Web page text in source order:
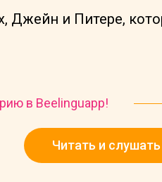
Джейн и Питере,
в Beelinguapp!
Читать и